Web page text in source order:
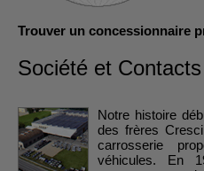
Trouver un concessionnaire
Société et Contacts
Notre histoire
des frères
carrosserie
véhicules. En